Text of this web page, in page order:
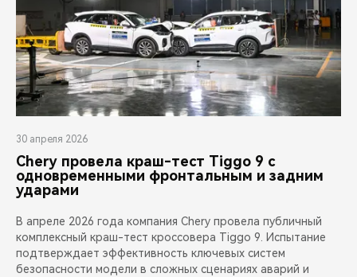
30 апреля 2026
Chery провела краш-тест Tiggo 9 с
одновременными фронтальным и задним
ударами
В апреле 2026 года компания Chery провела публичный
комплексный краш-тест кроссовера Tiggo 9. Испытание
подтверждает эффективность ключевых систем
безопасности модели в сложных сценариях аварий и